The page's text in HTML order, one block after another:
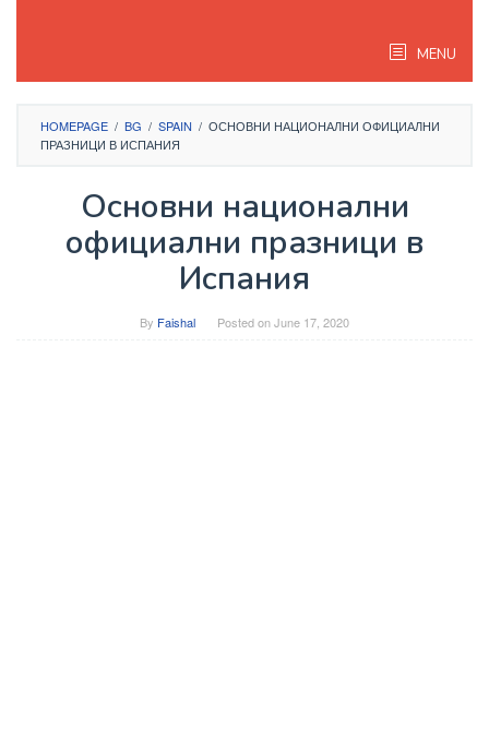
MENU
HOMEPAGE / BG / SPAIN / ОСНОВНИ НАЦИОНАЛНИ ОФИЦИАЛНИ
ПРАЗНИЦИ В ИСПАНИЯ
Основни национални
официални празници в
Испания
By Faishal Posted onJune 17, 2020